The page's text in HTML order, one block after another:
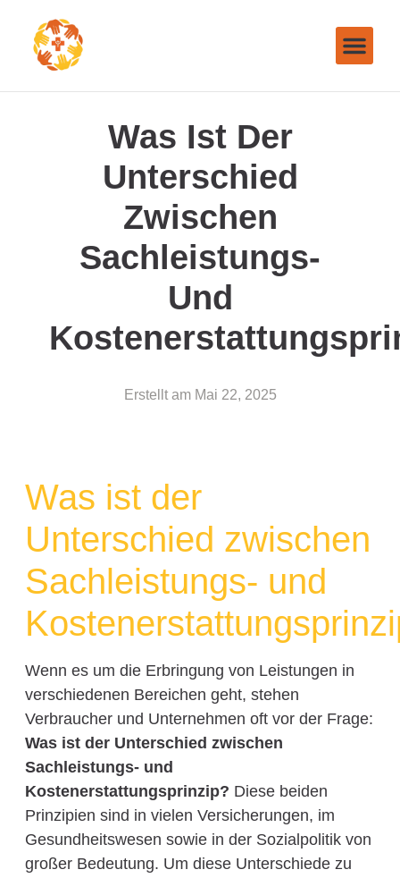
Was Ist Der
Unterschied
Zwischen
Sachleistungs-
Und
Erstellt am Mai 22, 2025
Was ist der
Unterschied zwischen
Sachleistungs- und
Wenn es um die Erbringung von Leistungen in
verschiedenen Bereichen geht, stehen
Verbraucher und Unternehmen oft vor der Frage:
Was ist der Unterschied zwischen
Sachleistungs- und
Kostenerstattungsprinzip? Diese beiden
Prinzipien sind in vielen Versicherungen, im
Gesundheitswesen sowie in der Sozialpolitik von
großer Bedeutung. Um diese Unterschiede zu